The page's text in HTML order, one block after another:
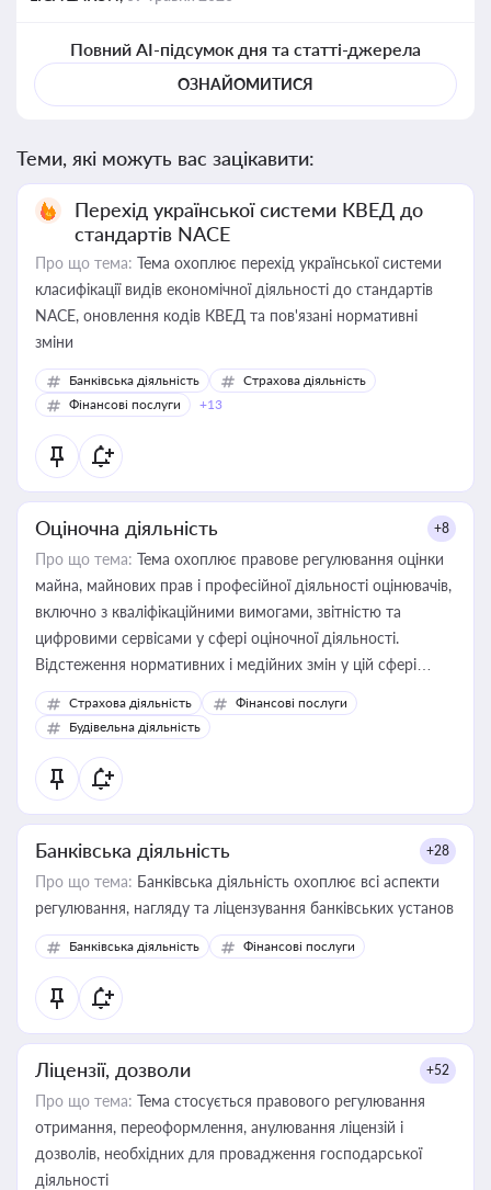
Повний AI-підсумок дня та статті-джерела
ОЗНАЙОМИТИСЯ
Теми, які можуть вас зацікавити:
Перехід української системи КВЕД до
стандартів NACE
Про що тема: Тема охоплює перехід української системи
класифікації видів економічної діяльності до стандартів
NACE, оновлення кодів КВЕД та пов'язані нормативні
зміни
Банківська діяльність
Страхова діяльність
Фінансові послуги
+13
Оціночна діяльність +8
Про що тема: Тема охоплює правове регулювання оцінки
майна, майнових прав і професійної діяльності оцінювачів,
включно з кваліфікаційними вимогами, звітністю та
цифровими сервісами у сфері оціночної діяльності.
Відстеження нормативних і медійних змін у цій сфері
корисне для власника бізнесу, керівника, юриста або
бухгалтера під час оподаткування, приватизації, оренди
державного майна, корпоративних угод і перевірки
статусу суб'єктів оціночної діяльності
Страхова діяльність
Фінансові послуги
Будівельна діяльність
Банківська діяльність +28
Про що тема: Банківська діяльність охоплює всі аспекти
регулювання, нагляду та ліцензування банківських установ
Банківська діяльність Фінансові послуги
Ліцензії, дозволи +52
Про що тема: Тема стосується правового регулювання
отримання, переоформлення, анулювання ліцензій і
дозволів, необхідних для провадження господарської
діяльності